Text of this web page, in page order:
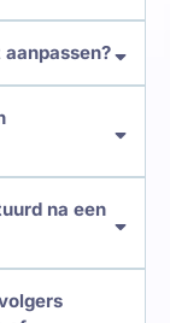
na een